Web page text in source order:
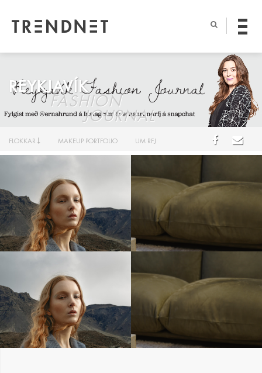
REYKJAVÍK
FASHION
JOURNAL
FLOKKAR MAKEUP PORTFOLIO UM RFJ